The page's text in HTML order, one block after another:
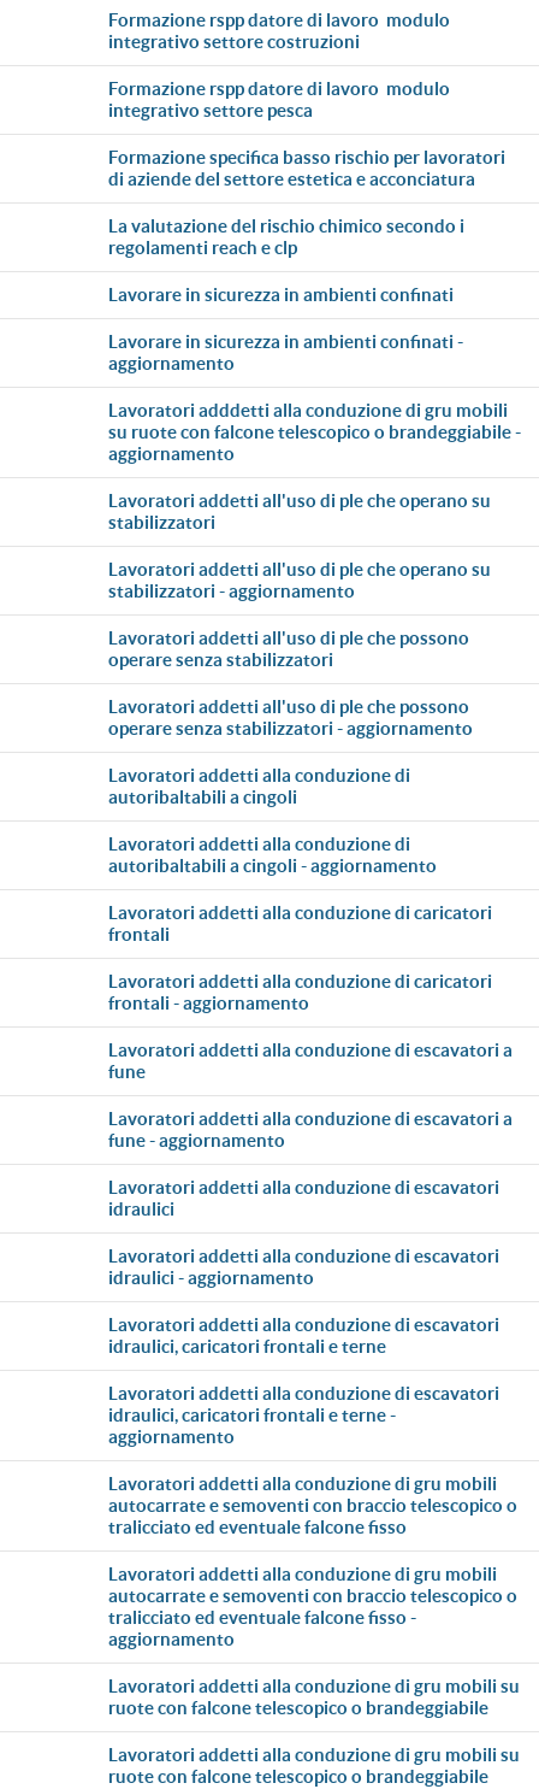
formazione rspp datore di lavoro  modulo
integrativo settore costruzioni
formazione rspp datore di lavoro  modulo
integrativo settore pesca
formazione specifica basso rischio per lavoratori
di aziende del settore estetica e acconciatura
la valutazione del rischio chimico secondo i
regolamenti reach e clp
lavorare in sicurezza in ambienti confinati
lavorare in sicurezza in ambienti confinati -
aggiornamento
lavoratori adddetti alla conduzione di gru mobili
su ruote con falcone telescopico o brandeggiabile -
aggiornamento
lavoratori addetti all'uso di ple che operano su
stabilizzatori
lavoratori addetti all'uso di ple che operano su
stabilizzatori - aggiornamento
lavoratori addetti all'uso di ple che possono
operare senza stabilizzatori
lavoratori addetti all'uso di ple che possono
operare senza stabilizzatori - aggiornamento
lavoratori addetti alla conduzione di
autoribaltabili a cingoli
lavoratori addetti alla conduzione di
autoribaltabili a cingoli - aggiornamento
lavoratori addetti alla conduzione di caricatori
frontali
lavoratori addetti alla conduzione di caricatori
frontali - aggiornamento
lavoratori addetti alla conduzione di escavatori a
fune
lavoratori addetti alla conduzione di escavatori a
fune - aggiornamento
lavoratori addetti alla conduzione di escavatori
idraulici
lavoratori addetti alla conduzione di escavatori
idraulici - aggiornamento
lavoratori addetti alla conduzione di escavatori
idraulici, caricatori frontali e terne
lavoratori addetti alla conduzione di escavatori
idraulici, caricatori frontali e terne -
aggiornamento
lavoratori addetti alla conduzione di gru mobili
autocarrate e semoventi con braccio telescopico o
tralicciato ed eventuale falcone fisso
lavoratori addetti alla conduzione di gru mobili
autocarrate e semoventi con braccio telescopico o
tralicciato ed eventuale falcone fisso -
aggiornamento
lavoratori addetti alla conduzione di gru mobili su
ruote con falcone telescopico o brandeggiabile
lavoratori addetti alla conduzione di gru mobili su
ruote con falcone telescopico o brandeggiabile